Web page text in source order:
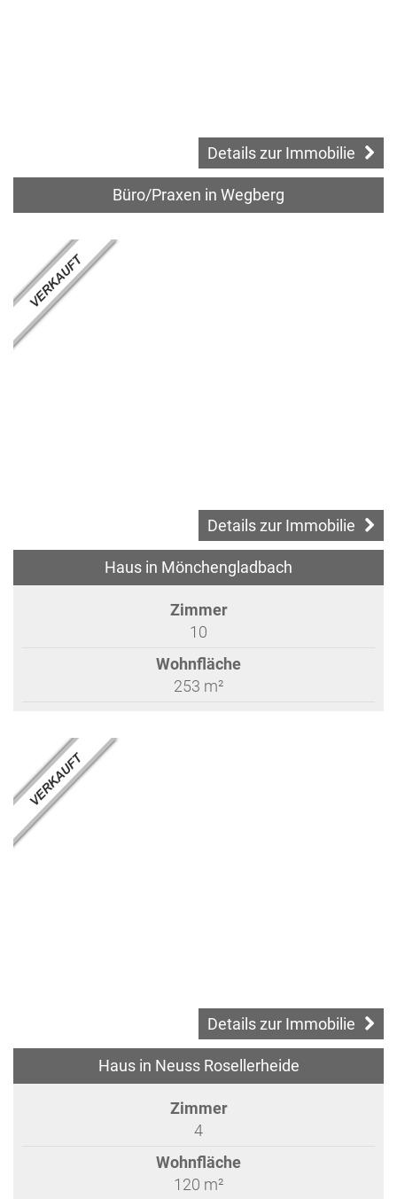
Details zur Immobilie
Büro/Praxen in Wegberg
Details zur Immobilie
Haus in Mönchengladbach
Zimmer
10
Wohnfläche
253 m²
Details zur Immobilie
Haus in Neuss Rosellerheide
Zimmer
4
Wohnfläche
120 m²